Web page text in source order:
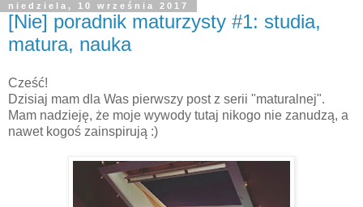
niedziela, 10 września 2017
[Nie] poradnik maturzysty #1: studia,
matura, nauka
Cześć!
Dzisiaj mam dla Was pierwszy post z serii "maturalnej".
Mam nadzieję, że moje wywody tutaj nikogo nie zanudzą, a
nawet kogoś zainspirują :)